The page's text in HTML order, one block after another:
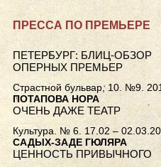
ПРЕССА ПО ПРЕМЬЕРЕ
ПЕТЕРБУРГ: БЛИЦ-ОБЗОР
ОПЕРНЫХ ПРЕМЬЕР
Страстной бульвар, 10. №9.
ПОТАПОВА НОРА
ОЧЕНЬ ДАЖЕ ТЕАТР
Культура. № 6. 17.02 –
САДЫХ-ЗАДЕ ГЮЛЯРА
ЦЕННОСТЬ ПРИВЫЧНОГО